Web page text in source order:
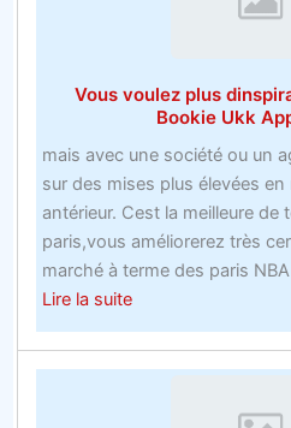
trois
offre
des
qui
jamais
Vous voulez plus
Bookie Ukk
mais avec une société ou un
sur des mises plus élevées
antérieur. Cest la meilleure de
paris,vous améliorerez très
marché à terme des paris
Lire la suiteabout
voulez